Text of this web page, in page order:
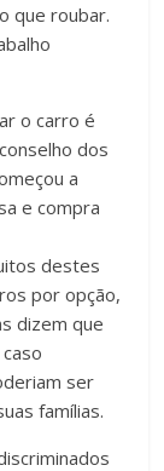
que roubar.
o carro é
dos
a
e compra
destes
por opção,
dizem que
ser
famílias.